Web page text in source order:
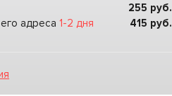
255 руб.
адреса 1-2 дня 415 руб.